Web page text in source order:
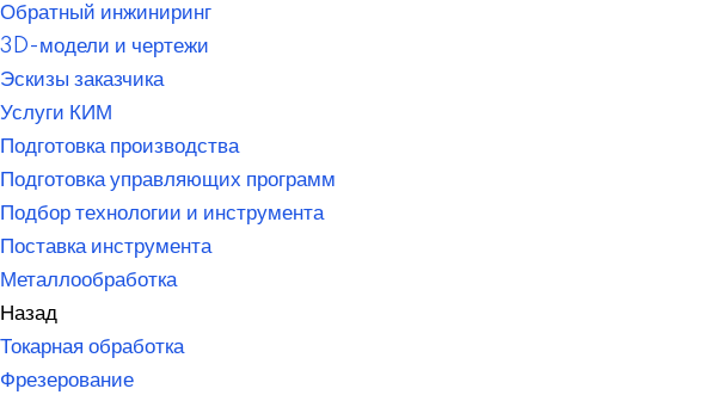
Обратный инжиниринг
3D-модели и чертежи
Эскизы заказчика
Услуги КИМ
Подготовка производства
Подготовка управляющих программ
Подбор технологии и инструмента
Поставка инструмента
Металлообработка
Назад
Токарная обработка
Фрезерование